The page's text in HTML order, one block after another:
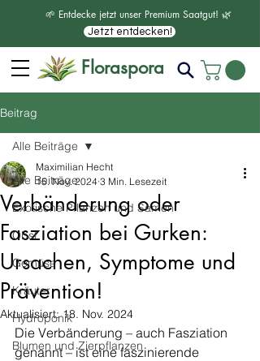
🌱 Entdecke jetzt unser Premium Saatgut! 🌿
Jetzt entdecken!
Floraspora
Beitrag
Alle Beiträge
Exotische Pflanzen und Samen
Obst
Gemüse
Kräuter
Hydroponik
Blumen und Zierpflanzen
Alle Beiträge
Verbänderung oder
Fasziation bei Gurken:
Ursachen, Symptome und
Prävention!
Maximilian Hecht
15. Nov. 2024 3 Min. Lesezeit
Aktualisiert:18. Nov. 2024
Die Verbänderung – auch Fasziation
genannt – ist eine faszinierende